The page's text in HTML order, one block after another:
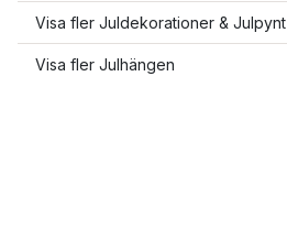
Visa fler Juldekorationer & Julpynt
Visa fler Julhängen